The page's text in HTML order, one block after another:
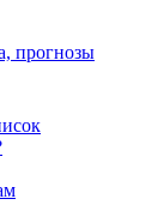
прогнозы